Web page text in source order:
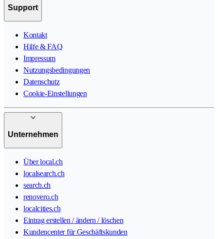
Support
Kontakt
Hilfe & FAQ
Impressum
Nutzungsbedingungen
Datenschutz
Cookie-Einstellungen
Unternehmen
Über local.ch
localsearch.ch
search.ch
renovero.ch
localcities.ch
Eintrag erstellen / ändern / löschen
Kundencenter für Geschäftskunden